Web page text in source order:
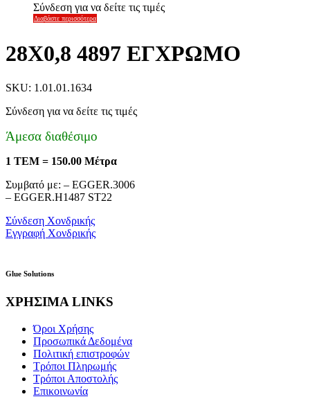
Σύνδεση για να δείτε τις τιμές
Διαβάστε περισσότερα
28X0,8 4897 ΕΓΧΡΩΜΟ
SKU: 1.01.01.1634
Σύνδεση για να δείτε τις τιμές
Άμεσα διαθέσιμο
1 ΤΕΜ = 150.00 Μέτρα
Συμβατό με: – EGGER.3006
– EGGER.H1487 ST22
Σύνδεση Χονδρικής
Εγγραφή Χονδρικής
Glue Solutions
ΧΡΗΣΙΜΑ LINKS
Όροι Χρήσης
Προσωπικά Δεδομένα
Πολιτική επιστροφών
Τρόποι Πληρωμής
Τρόποι Αποστολής
Επικοινωνία